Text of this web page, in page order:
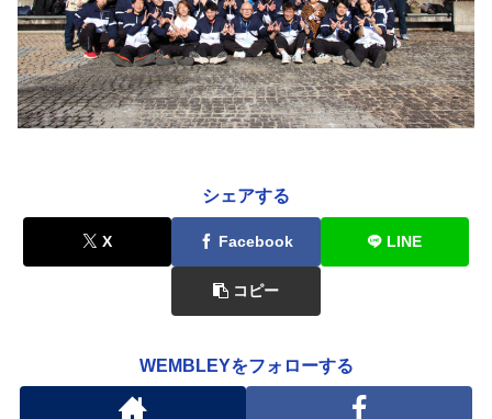
シェアする
X Facebook LINE
コピー
WEMBLEYをフォローする